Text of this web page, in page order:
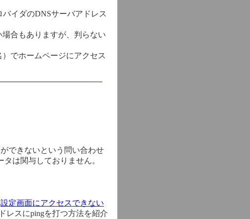
バイダのDNSサーバアドレス
合もありますが、判らない
でホームページにアクセス
できないという問い合わせ
は関与しておりません。
設定画面にアクセスできない
レスにpingを打つ方法を紹介